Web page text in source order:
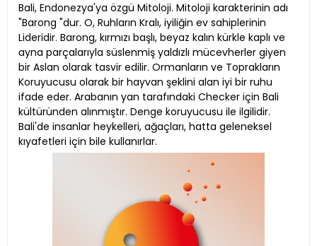
Bali, Endonezya'ya özgü Mitoloji. Mitoloji karakterinin adı
"Barong "dur. O, Ruhların Kralı, iyiliğin ev sahiplerinin
Lideridir. Barong, kırmızı başlı, beyaz kalın kürkle kaplı ve
ayna parçalarıyla süslenmiş yaldızlı mücevherler giyen
bir Aslan olarak tasvir edilir. Ormanların ve Toprakların
Koruyucusu olarak bir hayvan şeklini alan iyi bir ruhu
ifade eder. Arabanın yan tarafındaki Checker için Bali
kültüründen alınmıştır. Denge koruyucusu ile ilgilidir.
Bali'de insanlar heykelleri, ağaçları, hatta geleneksel
kıyafetleri için bile kullanırlar.